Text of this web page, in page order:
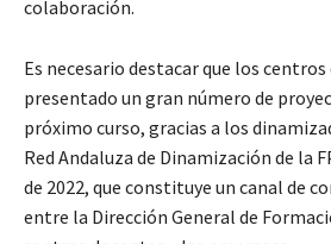
colaboración.
Es necesario destacar que los
presentado un gran número de
próximo curso, gracias a los
Red Andaluza de Dinamización de la
de 2022, que constituye un canal de
entre la Dirección General de